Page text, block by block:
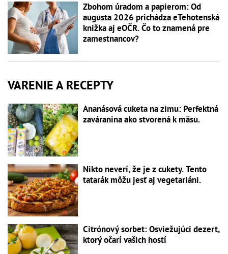
Zbohom úradom a papierom: Od
augusta 2026 prichádza eTehotenská
knižka aj eOČR. Čo to znamená pre
zamestnancov?
VARENIE A RECEPTY
Ananásová cuketa na zimu: Perfektná
zaváranina ako stvorená k mäsu.
Nikto neverí, že je z cukety. Tento
tatarák môžu jesť aj vegetariáni.
Citrónový sorbet: Osviežujúci dezert,
ktorý očarí vašich hostí